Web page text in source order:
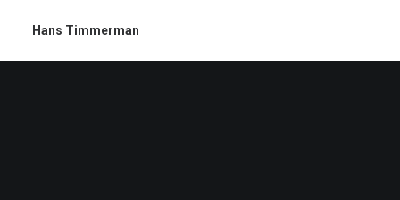
Hans Timmerman